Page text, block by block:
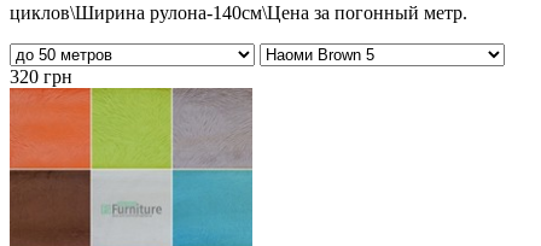
циклов\Ширина рулона-140см\Цена за погонный метр.
320 грн